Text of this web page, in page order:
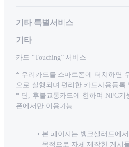
기타 특별서비스
기타
카드 “Touching” 서비스
* 우리카드를 스마트폰에 터치하면
으로 실행되며 편리한 카드사용등록
* 단, 후불교통카드에 한하며 NFC기
폰에서만 이용가능
본 페이지는 뱅크샐러드에
목적으로 자체 제작한 게시